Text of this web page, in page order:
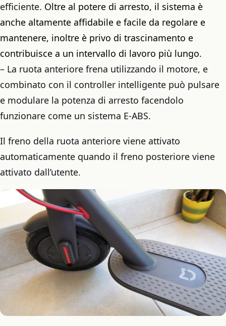
efficiente. Oltre al potere di arresto, il sistema è
anche altamente affidabile e facile da regolare e
mantenere, inoltre è privo di trascinamento e
contribuisce a un intervallo di lavoro più lungo.
– La ruota anteriore frena utilizzando il motore, e
combinato con il controller intelligente può pulsare
e modulare la potenza di arresto facendolo
funzionare come un sistema E-ABS.
Il freno della ruota anteriore viene attivato
automaticamente quando il freno posteriore viene
attivato dall’utente.